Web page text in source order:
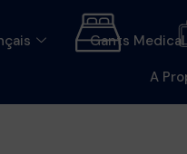
Gants Medical
A